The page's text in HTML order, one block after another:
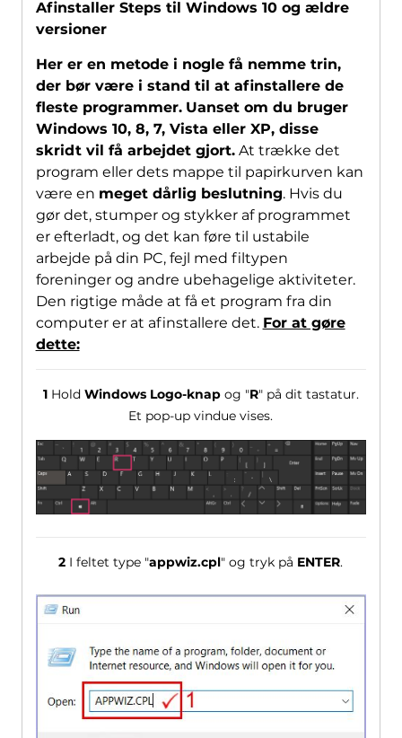
Afinstaller Steps til Windows 10 og ældre
versioner
Her er en metode i nogle få nemme trin,
der bør være i stand til at afinstallere de
fleste programmer. Uanset om du bruger
Windows 10, 8, 7, Vista eller XP, disse
skridt vil få arbejdet gjort.At trække det
program eller dets mappe til papirkurven kan
være en meget dårlig beslutning. Hvis du
gør det, stumper og stykker af programmet
er efterladt, og det kan føre til ustabile
arbejde på din PC, fejl med filtypen
foreninger og andre ubehagelige aktiviteter.
Den rigtige måde at få et program fra din
computer er at afinstallere det. For at gøre
dette:
1Hold Windows Logo-knapog "R" på dit tastatur.
Et pop-up vindue vises.
2 I feltet type "appwiz.cpl" og tryk på ENTER.